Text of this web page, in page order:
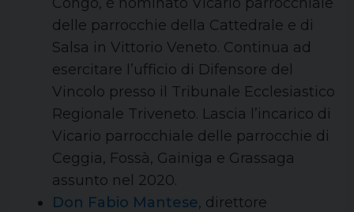
delle parrocchie della Cattedrale e di
Salsa in Vittorio Veneto. Continua ad
esercitare l’ufficio di Difensore del
Vincolo presso il Tribunale Ecclesiastico
Regionale Triveneto. Lascia l’incarico di
Vicario parrocchiale delle parrocchie di
Ceggia, Fossà, Gainiga e Grassaga
assunto nel 2020.
Don Fabio Mantese, direttore